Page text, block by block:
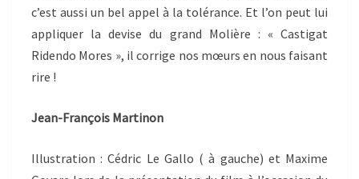
c’est aussi un bel appel à la tolérance. Et l’on peut lui
appliquer la devise du grand Molière : « Castigat
Ridendo Mores », il corrige nos mœurs en nous faisant
rire !
Jean-François Martinon
Illustration : Cédric Le Gallo ( à gauche) et Maxime